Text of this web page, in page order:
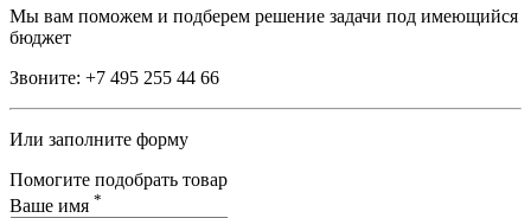
Мы вам поможем и подберем решение задачи под имеющийся
бюджет
Звоните: +7 495 255 44 66
Или заполните форму
Помогите подобрать товар
Ваше имя *